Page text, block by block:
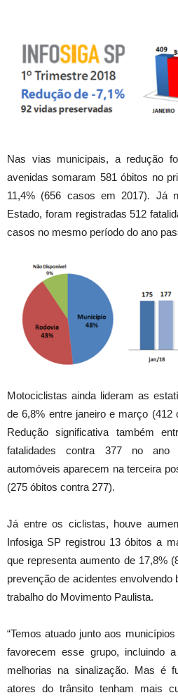
Nas vias municipais, a redução
avenidas somaram 581 óbitos no
11,4% (656 casos em 2017). Já
Estado, foram registradas 512
casos no mesmo período do ano
Motociclistas ainda lideram as
de 6,8% entre janeiro e março (412
Redução significativa também
fatalidades contra 377 no ano
automóveis aparecem na terceira
(275 óbitos contra 277).
Já entre os ciclistas, houve
Infosiga SP registrou 13 óbitos a
que representa aumento de 17,8%
prevenção de acidentes
trabalho do Movimento Paulista.
“Temos atuado junto aos
favorecem esse grupo, incluindo
melhorias na sinalização. Mas é
atores do trânsito tenham mais